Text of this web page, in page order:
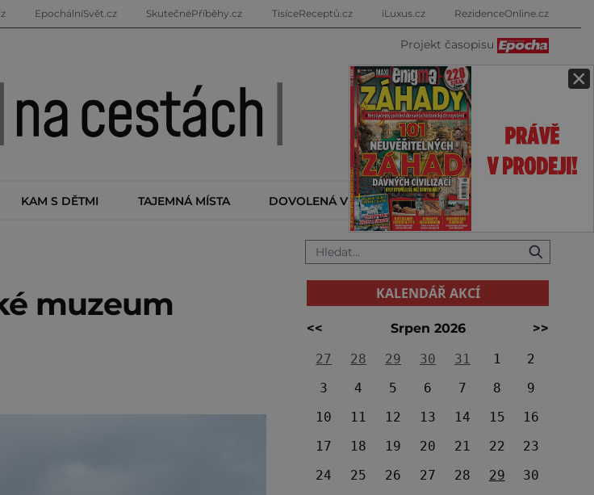
×
EpochálníSvět.cz SkutečnéPříběhy.cz TisíceReceptů.cz iLuxus.cz RezidenceOnline.cz
Projekt časopisu
KAM S DĚTMI TAJEMNÁ MÍSTA DOVOLENÁ V ZAHRANIČÍ KALENDÁŘ AKCÍ
muzeum
KALENDÁŘ AKCÍ
<< Srpen 2026
>>
27
28 29 30 31 1
2
3
4 5 6 7 8
9
10
11 12 13 14 15
16
17
18 19 20 21 22
23
24
25 26 27 28 29
30